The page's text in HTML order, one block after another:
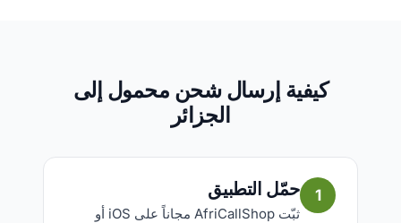
كيفية إرسال شحن محمول إلى
الجزائر
1 حمّل التطبيق
ثبّت AfriCallShop مجاناً على iOS أو